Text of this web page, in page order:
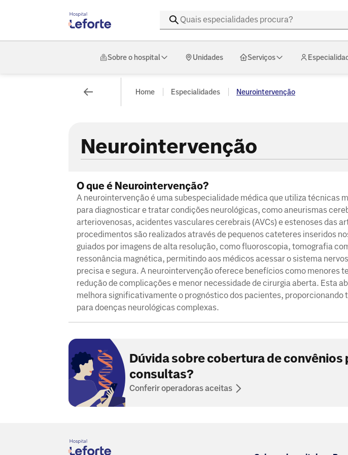
Sobre o hospital Unidades Serviços
Home Especialidades Neurointervenção
Neurointervenção
O que é Neurointervenção?
A neurointervenção é uma subespecialidade médica que utiliza técnicas
para diagnosticar e tratar condições neurológicas, como aneurismas
arteriovenosas, acidentes vasculares cerebrais (AVCs) e estenoses das
procedimentos são realizados através de pequenos cateteres inseridos
guiados por imagens de alta resolução, como fluoroscopia, tomografia
ressonância magnética, permitindo aos médicos acessar o sistema
precisa e segura. A neurointervenção oferece benefícios como menores
redução de complicações e menor necessidade de cirurgia aberta. Esta
melhora significativamente o prognóstico dos pacientes, proporcionando
para doenças neurológicas complexas.
Dúvida sobre cobertura de convênios
consultas?
Conferir operadoras aceitas